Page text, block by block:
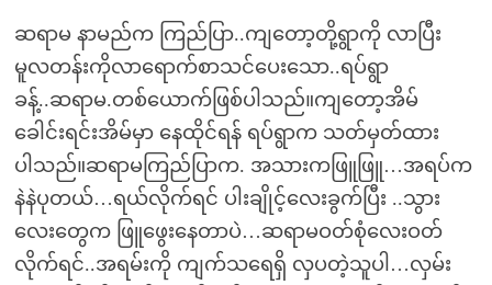
ဆရာမ နာမည်က ကြည်ပြာ..ကျတော့တို့ရွာကို လာပြီး
မူလတန်းကိုလာရောက်စာသင်ပေးသော..ရပ်ရွာ
ခန့်..ဆရာမ.တစ်ယောက်ဖြစ်ပါသည်။ကျတော့အိမ်
ခေါင်းရင်းအိမ်မှာ နေထိုင်ရန် ရပ်ရွာက သတ်မှတ်ထား
ပါသည်။ဆရာမကြည်ပြာက. အသားကဖြူဖြူ…အရပ်က
နဲနဲပုတယ်…ရယ်လိုက်ရင် ပါးချိုင့်လေးခွက်ပြီး ..သွား
လေးတွေက ဖြူဖွေးနေတာပဲ…ဆရာမဝတ်စုံလေးဝတ်
လိုက်ရင်..အရမ်းကို ကျက်သရေရှိ လှပတဲ့သူပါ…လှမ်း